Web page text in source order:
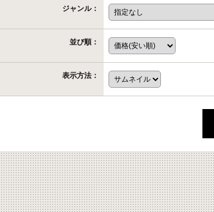
ジャンル：
並び順：
表示方法：